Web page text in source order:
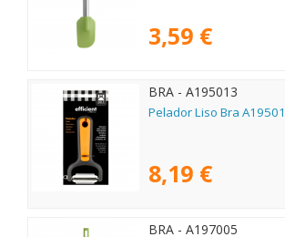
3,59 €
BRA - A195013
Pelador Liso Bra
8,19 €
BRA - A197005